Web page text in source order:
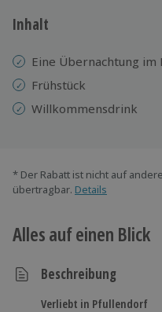
Inhalt
Eine Übernachtung
Frühstück
Willkommensdrink
* Der Rabatt ist nicht auf
übertragbar. Details
Alles auf einen Blick
Beschreibung
Verliebt in Pfullendorf